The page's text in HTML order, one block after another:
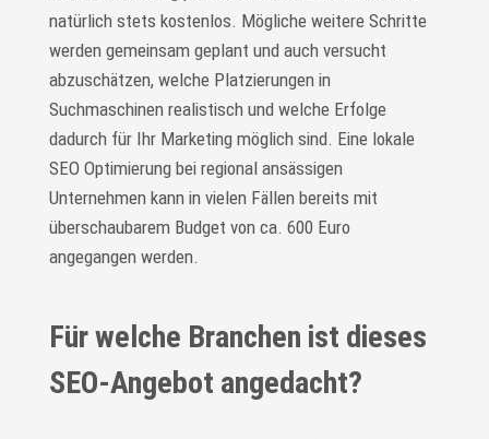
natürlich stets kostenlos. Mögliche weitere Schritte
werden gemeinsam geplant und auch versucht
abzuschätzen, welche Platzierungen in
Suchmaschinen realistisch und welche Erfolge
dadurch für Ihr Marketing möglich sind. Eine lokale
SEO Optimierung bei regional ansässigen
Unternehmen kann in vielen Fällen bereits mit
überschaubarem Budget von ca. 600 Euro
angegangen werden.
Für welche Branchen ist dieses
SEO-Angebot angedacht?